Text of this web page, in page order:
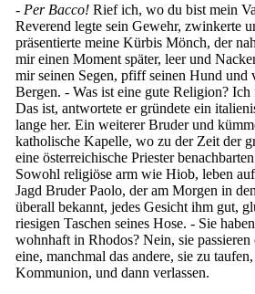
- Per Bacco! Rief ich, wo du bist mein
Reverend legte sein Gewehr, zwinkerte
präsentierte meine Kürbis Mönch, der
mir einen Moment später, leer und
mir seinen Segen, pfiff seinen Hund und
Bergen. - Was ist eine gute Religion?
Das ist, antwortete er gründete ein
lange her. Ein weiterer Bruder und
katholische Kapelle, wo zu der Zeit der
eine österreichische Priester
Sowohl religiöse arm wie Hiob, leben
Jagd Bruder Paolo, der am Morgen in
überall bekannt, jedes Gesicht ihm gut,
riesigen Taschen seines Hose. - Sie
wohnhaft in Rhodos? Nein, sie passieren
eine, manchmal das andere, sie zu
Kommunion, und dann verlassen.